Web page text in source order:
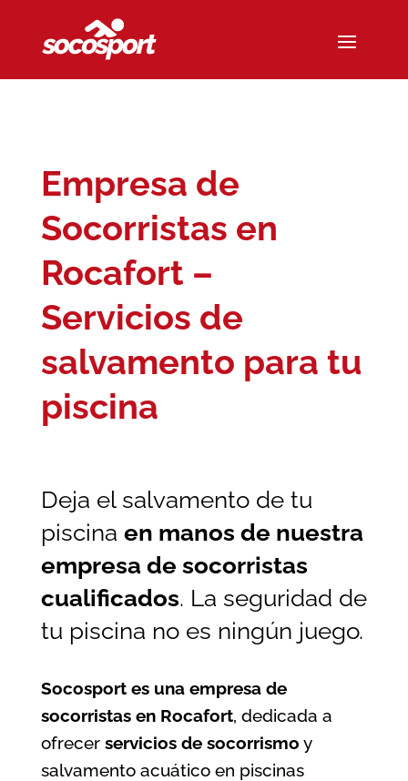
Empresa de
Socorristas en
Rocafort –
Servicios de
salvamento para tu
piscina
Deja el salvamento de tu
piscina en manos de nuestra
empresa de socorristas
cualificados. La seguridad de
tu piscina no es ningún juego.
Socosport es una empresa de
socorristas en Rocafort, dedicada a
ofrecer servicios de socorrismo y
salvamento acuático en piscinas